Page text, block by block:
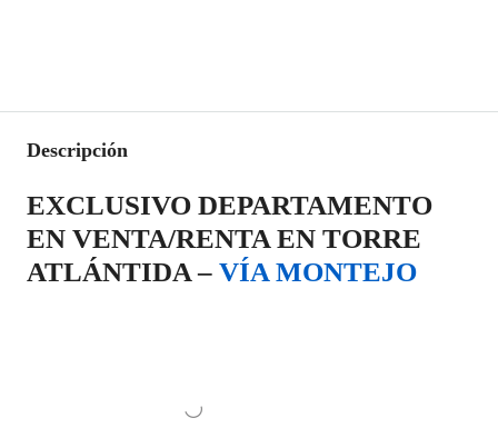
Descripción
EXCLUSIVO DEPARTAMENTO
EN VENTA/RENTA EN TORRE
ATLÁNTIDA – VÍA MONTEJO